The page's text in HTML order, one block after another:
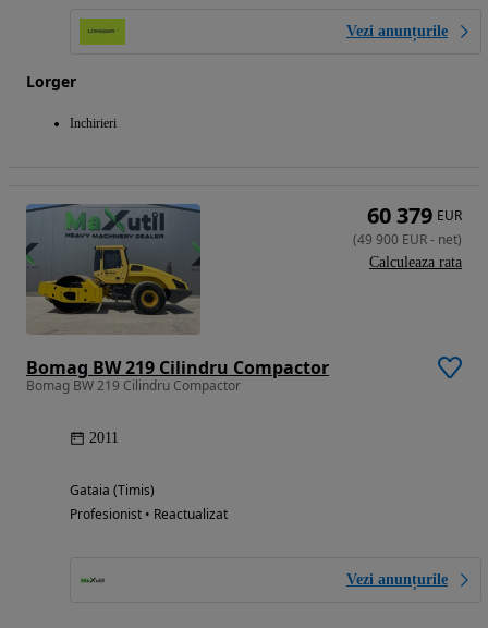
Vezi anunțurile
Lorger
Inchirieri
Bomag BW 219 Cilindru Compactor
Bomag BW 219 Cilindru Compactor
2011
Gataia (Timis)
Profesionist • Reactualizat
Vezi anunțurile
60 379 EUR
(49 900 EUR- net)
Calculeaza rata